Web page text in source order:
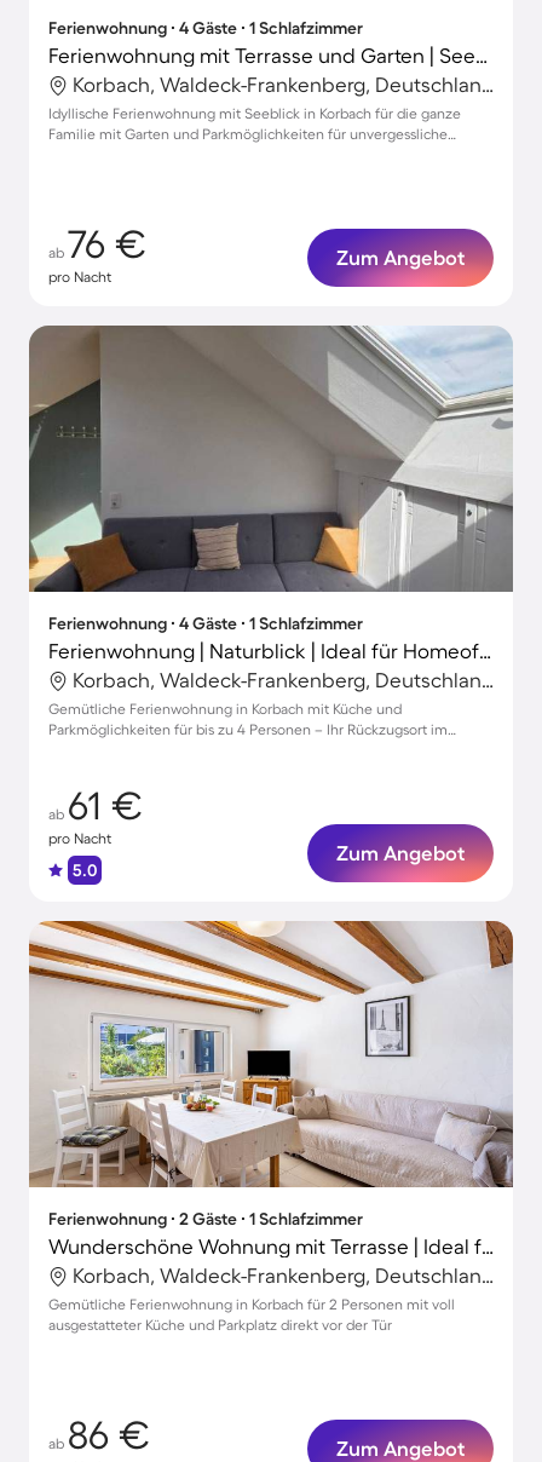
Ferienwohnung ∙ 4 Gäste ∙ 1 Schlafzimmer
Ferienwohnung mit Terrasse und Garten | Seeblick
Korbach, Waldeck-Frankenberg, Deutschland
Idyllische Ferienwohnung mit Seeblick in Korbach für die ganze
Familie mit Garten und Parkmöglichkeiten für unvergessliche
ab 76 €
pro Nacht
Zum Angebot
Ferienwohnung ∙ 4 Gäste ∙ 1 Schlafzimmer
Ferienwohnung | Naturblick | Ideal für Homeoffice
Korbach, Waldeck-Frankenberg, Deutschland
Gemütliche Ferienwohnung in Korbach mit Küche und
Parkmöglichkeiten für bis zu 4 Personen – Ihr Rückzugsort im
ab 61 €
pro Nacht
5.0
Zum Angebot
Ferienwohnung ∙ 2 Gäste ∙ 1 Schlafzimmer
Wunderschöne Wohnung mit Terrasse | Ideal für Homeoffice
Korbach, Waldeck-Frankenberg, Deutschland
Gemütliche Ferienwohnung in Korbach für 2 Personen mit voll
ausgestatteter Küche und Parkplatz direkt vor der Tür
ab 86 € Zum Angebot